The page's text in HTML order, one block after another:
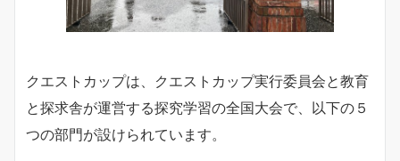
クエストカップは、クエストカップ実行委員会と教育
と探求舎が運営する探究学習の全国大会で、以下の５
つの部門が設けられています。